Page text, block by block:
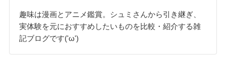
趣味は漫画とアニメ鑑賞。シュミさんから引き継ぎ、
実体験を元におすすめしたいものを比較・紹介する雑
記ブログです('ω')